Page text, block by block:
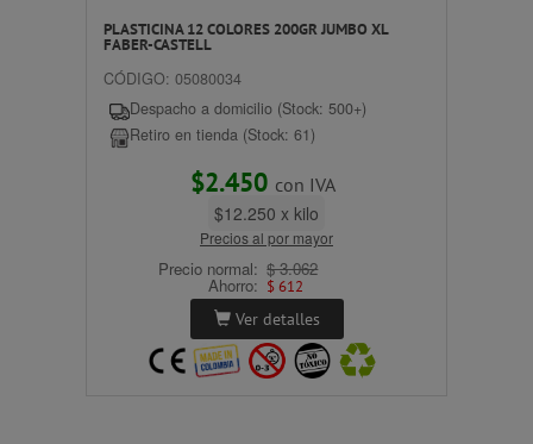
PLASTICINA 12 COLORES 200GR JUMBO XL
FABER-CASTELL
CÓDIGO: 05080034
Despacho a domicilio (Stock: 500+)
Retiro en tienda (Stock: 61)
$2.450 con IVA
$12.250 x kilo
Precios al por mayor
Precio normal: $ 3.062
Ahorro: $ 612
Ver detalles